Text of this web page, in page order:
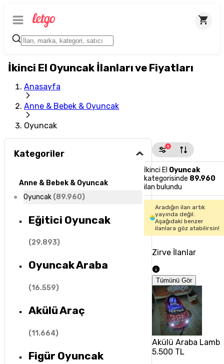
İkinci El Oyuncak İlanları ve Fiyatları
Anasayfa
Anne & Bebek & Oyuncak
Oyuncak
Kategoriler
Anne & Bebek & Oyuncak
Oyuncak (89.960)
Eğitici Oyuncak
(29.893)
Oyuncak Araba
(16.559)
Akülü Araç
(11.664)
Figür Oyuncak
1
İkinci El Oyuncak
kategorisinde 89.960
ilan bulundu
Aradığın ilan artık
yayında değil.
Aşağıdaki benzer
ilanlara göz atabilirsin!
Zirve İlanlar
Tümünü Gör
Akülü Araba
5.500 TL